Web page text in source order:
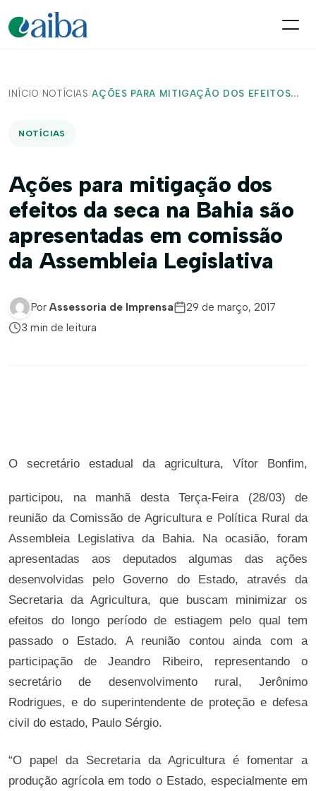
INÍCIO/ NOTÍCIAS /AÇÕES PARA MITIGAÇÃO DOS EFEITOS...
NOTÍCIAS
Ações para mitigação dos
efeitos da seca na Bahia são
apresentadas em comissão
da Assembleia Legislativa
Por Assessoria de Imprensa
29 de março, 2017
3 min de leitura
O secretário estadual da agricultura, Vítor Bonfim,
participou, na manhã desta Terça-Feira (28/03) de
reunião da Comissão de Agricultura e Política Rural da
Assembleia Legislativa da Bahia. Na ocasião, foram
apresentadas aos deputados algumas das ações
desenvolvidas pelo Governo do Estado, através da
Secretaria da Agricultura, que buscam minimizar os
efeitos do longo período de estiagem pelo qual tem
passado o Estado. A reunião contou ainda com a
participação de Jeandro Ribeiro, representando o
secretário de desenvolvimento rural, Jerônimo
Rodrigues, e do superintendente de proteção e defesa
civil do estado, Paulo Sérgio.
“O papel da Secretaria da Agricultura é fomentar a
produção agrícola em todo o Estado, especialmente em